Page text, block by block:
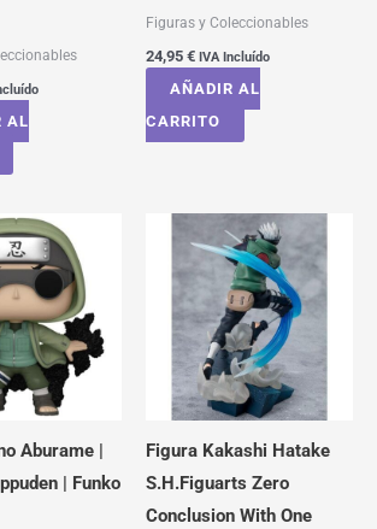
AL
Figuras y Coleccionables
24,95 € IVA Incluído
AÑADIR AL
CARRITO
Aburame |
| Funko
Figura Kakashi Hatake
S.H.Figuarts Zero
Conclusion With One